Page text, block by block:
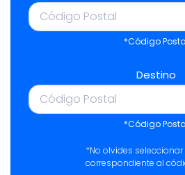
*Código
Destino
*Código
*No olvides
correspondiente al